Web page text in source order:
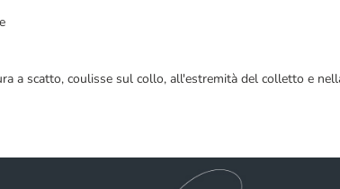
a scatto, coulisse sul collo, all'estremità del colletto e